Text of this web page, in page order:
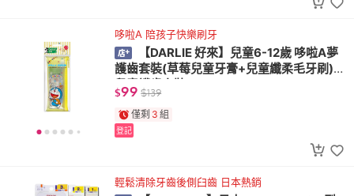
哆啦A 陪孩子快樂刷牙
【DARLIE 好來】兒童6-12歲 哆啦A夢
護齒套裝(草莓兒童牙膏+兒童纖柔毛牙刷)
兒童護齒套裝
$99 $139
僅剩 3 組
登記
輕鬆清除牙齒後側臼齒 日本熱銷